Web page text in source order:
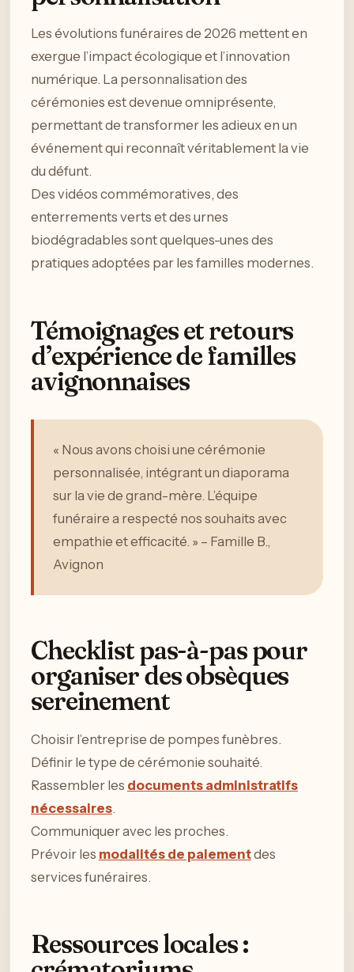
Les évolutions funéraires de 2026 mettent en
exergue l’impact écologique et l’innovation
numérique. La personnalisation des
cérémonies est devenue omniprésente,
permettant de transformer les adieux en un
événement qui reconnaît véritablement la vie
du défunt.
Des vidéos commémoratives, des
enterrements verts et des urnes
biodégradables sont quelques-unes des
pratiques adoptées par les familles modernes.
Témoignages et retours
d’expérience de familles
avignonnaises
« Nous avons choisi une cérémonie
personnalisée, intégrant un diaporama
sur la vie de grand-mère. L’équipe
funéraire a respecté nos souhaits avec
empathie et efficacité. » – Famille B.,
Avignon
Checklist pas-à-pas pour
organiser des obsèques
sereinement
Choisir l’entreprise de pompes funèbres.
Définir le type de cérémonie souhaité.
Rassembler les documents administratifs
nécessaires.
Communiquer avec les proches.
Prévoir les modalités de paiementdes
services funéraires.
Ressources locales :